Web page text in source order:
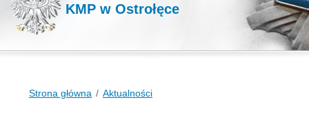
KMP w Ostrołęce
Strona główna Aktualności